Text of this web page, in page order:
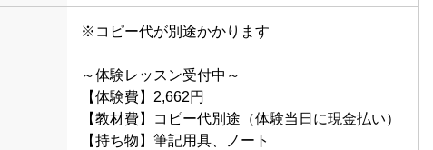
※コピー代が別途かかります
～体験レッスン受付中～
【体験費】2,662円
【教材費】コピー代別途（体験当日に現金払い）
【持ち物】筆記用具、ノート